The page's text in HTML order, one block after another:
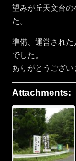
望みが丘天文台の
た。
準備、運営され
でした。
ありがとうござい
Attachments: